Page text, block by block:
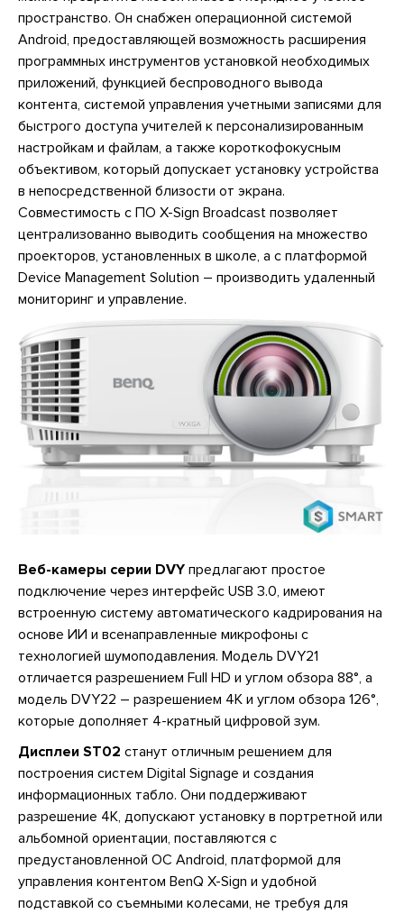
пространство. Он снабжен операционной системой
Android, предоставляющей возможность расширения
программных инструментов установкой необходимых
приложений, функцией беспроводного вывода
контента, системой управления учетными записями для
быстрого доступа учителей к персонализированным
настройкам и файлам, а также короткофокусным
объективом, который допускает установку устройства
в непосредственной близости от экрана.
Совместимость с ПО X-Sign Broadcast позволяет
централизованно выводить сообщения на множество
проекторов, установленных в школе, а с платформой
Device Management Solution – производить удаленный
мониторинг и управление.
Веб-камеры серии DVY предлагают простое
подключение через интерфейс USB 3.0, имеют
встроенную систему автоматического кадрирования на
основе ИИ и всенаправленные микрофоны с
технологией шумоподавления. Модель DVY21
отличается разрешением Full HD и углом обзора 88°, а
модель DVY22 – разрешением 4K и углом обзора 126°,
которые дополняет 4-кратный цифровой зум.
Дисплеи ST02 станут отличным решением для
построения систем Digital Signage и создания
информационных табло. Они поддерживают
разрешение 4K, допускают установку в портретной или
альбомной ориентации, поставляются с
предустановленной ОС Android, платформой для
управления контентом BenQ X-Sign и удобной
подставкой со съемными колесами, не требуя для